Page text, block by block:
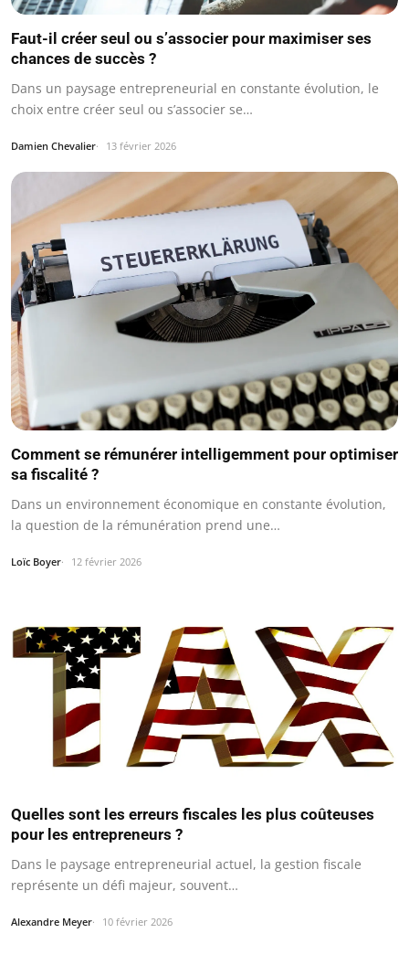
Faut-il créer seul ou s’associer pour maximiser ses
chances de succès ?
Dans un paysage entrepreneurial en constante évolution, le
choix entre créer seul ou s’associer se…
Damien Chevalier 13 février 2026
Comment se rémunérer intelligemment pour optimiser
sa fiscalité ?
Dans un environnement économique en constante évolution,
la question de la rémunération prend une…
Loïc Boyer 12 février 2026
Quelles sont les erreurs fiscales les plus coûteuses
pour les entrepreneurs ?
Dans le paysage entrepreneurial actuel, la gestion fiscale
représente un défi majeur, souvent…
Alexandre Meyer 10 février 2026